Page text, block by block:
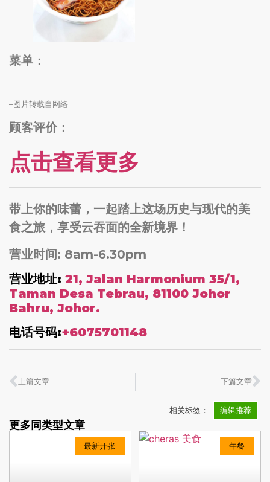
菜单 ：
–图片转载自网络
顾客评价：
点击查看更多
带上你的味蕾，一起踏上这场历史与现代的美
食之旅，享受云吞面的全新境界！
营业时间: 8am-6.30pm
营业地址: 21, Jalan Harmonium 35/1,
Taman Desa Tebrau, 81100 Johor
Bahru, Johor.
电话号码:+6075701148
上篇文章 下篇文章
最新开张 午餐
相关标签： 编辑推荐
更多同类型文章